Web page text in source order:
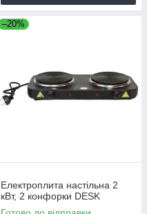
–20%
Електроплита настільна 2
кВт, 2 конфорки DESK